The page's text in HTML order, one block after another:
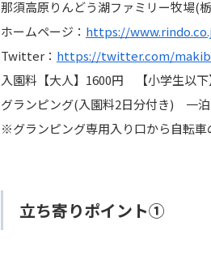
那須高原りんどう湖ファミリー牧場(
ホームページ： https://
Twitter： https://twitter.com/
入園料【大人】1600円 【小学生以下
グランピング(入園料2日分付き) 一
※グランピング専用入り口から自転車
立ち寄りポイント①